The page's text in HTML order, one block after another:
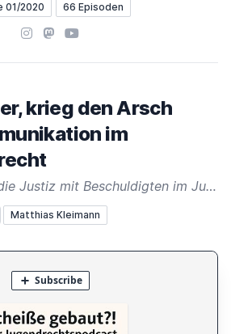
01/2020 66 Episoden
Instagram
Mastodon
YouTube
krieg den Arsch
im
Wie kommuniziert die Justiz mit Beschuldigten im Jugendstrafrecht? Wie gelingt der Spagat zwischen Verständlichkeit, Genauigkeit und Rechtssicherheit? Jugendrichterin Maria erzählt Beispiele und Stilblüten aus ihrer Praxis.
Matthias Kleimann